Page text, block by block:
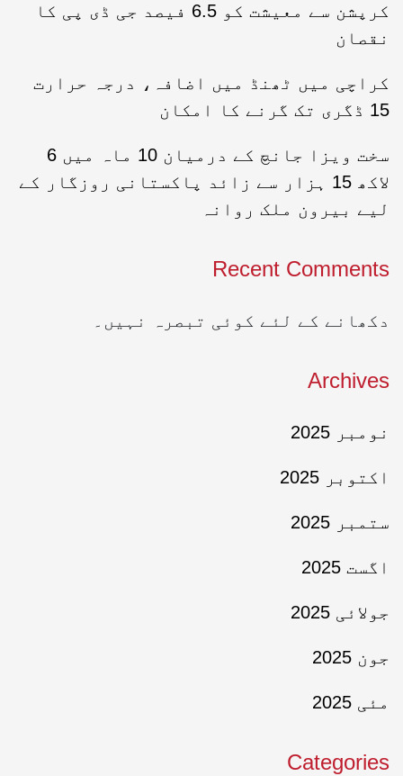
کرپشن سے معیشت کو 6.5 فیصد جی ڈی پی کا
نقصان
کراچی میں ٹھنڈ میں اضافہ، درجہ حرارت
15 ڈگری تک گرنے کا امکان
سخت ویزا جانچ کے درمیان 10 ماہ میں 6
لاکھ 15 ہزار سے زائد پاکستانی روزگار کے
لیے بیرون ملک روانہ
Recent Comments
دکھانے کے لئے کوئی تبصرہ نہیں۔
Archives
نومبر 2025
اکتوبر 2025
ستمبر 2025
اگست 2025
جولائی 2025
جون 2025
مئی 2025
Categories